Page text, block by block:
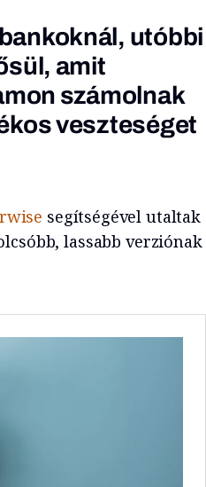
utóbbi
amit
számolnak
veszteséget
segítségével utaltak
lassabb verziónak